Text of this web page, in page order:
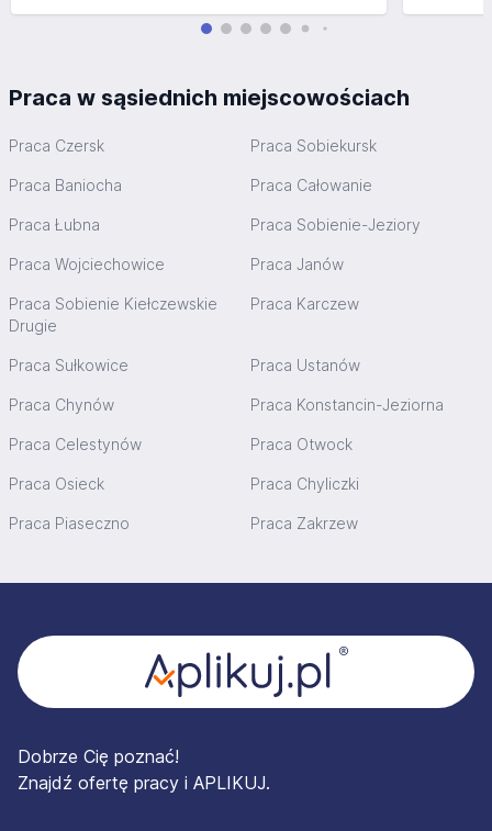
Praca w sąsiednich miejscowościach
Praca Czersk Praca Sobiekursk
Praca Baniocha Praca Całowanie
Praca Łubna Praca Sobienie-Jeziory
Praca Wojciechowice Praca Janów
Praca Sobienie Kiełczewskie
Drugie
Praca Karczew
Praca Sułkowice Praca Ustanów
Praca Chynów Praca Konstancin-Jeziorna
Praca Celestynów Praca Otwock
Praca Osieck Praca Chyliczki
Praca Piaseczno Praca Zakrzew
Dobrze Cię poznać!
Znajdź ofertę pracy i APLIKUJ.